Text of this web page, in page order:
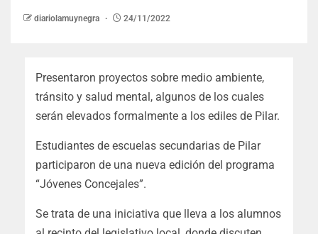
diariolamuynegra 24/11/2022
Presentaron proyectos sobre medio ambiente,
tránsito y salud mental, algunos de los cuales
serán elevados formalmente a los ediles de Pilar.
Estudiantes de escuelas secundarias de Pilar
participaron de una nueva edición del programa
“Jóvenes Concejales”.
Se trata de una iniciativa que lleva a los alumnos